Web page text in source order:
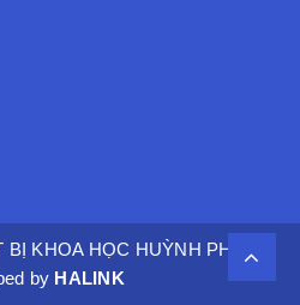
KHOA HỌC HUỲNH PHÁT.
by HALINK